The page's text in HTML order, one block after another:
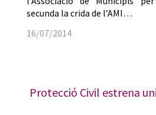
secunda la crida de l’AMI…
16/07/2014
Protecció Civil estrena